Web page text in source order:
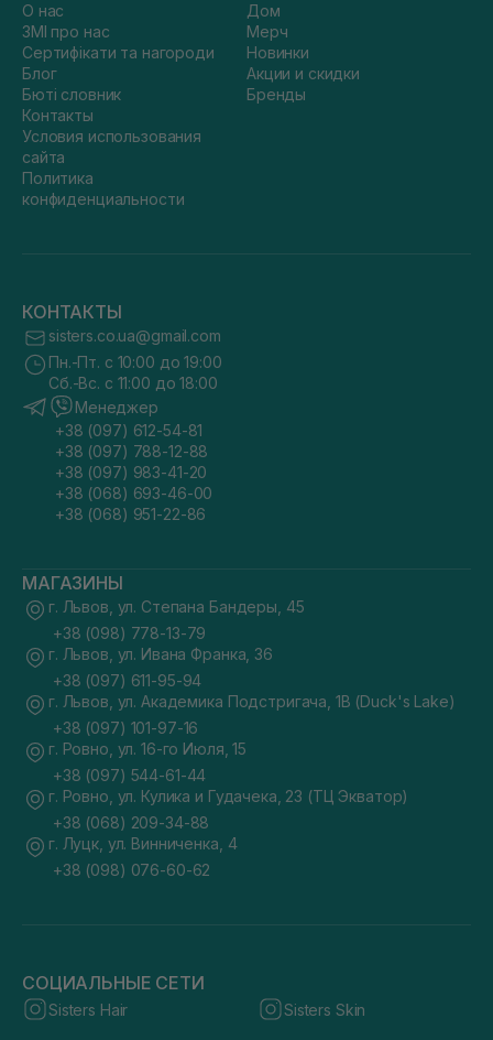
О нас
ЗМІ про нас
Сертифікати та нагороди
Блог
Бюті словник
Контакты
Условия использования
сайта
Политика
конфиденциальности
Дом
Мерч
Новинки
Акции и скидки
Бренды
КОНТАКТЫ
sisters.co.ua@gmail.com
Пн.-Пт. с 10:00 до 19:00
Сб.-Вс. с 11:00 до 18:00
Менеджер
+38 (097) 612-54-81
+38 (097) 788-12-88
+38 (097) 983-41-20
+38 (068) 693-46-00
+38 (068) 951-22-86
МАГАЗИНЫ
г. Львов, ул. Степана Бандеры, 45
+38 (098) 778-13-79
г. Львов, ул. Ивана Франка, 36
+38 (097) 611-95-94
г. Львов, ул. Академика Подстригача, 1В (Duck's Lake)
+38 (097) 101-97-16
г. Ровно, ул. 16-го Июля, 15
+38 (097) 544-61-44
г. Ровно, ул. Кулика и Гудачека, 23 (ТЦ Экватор)
+38 (068) 209-34-88
г. Луцк, ул. Винниченка, 4
+38 (098) 076-60-62
СОЦИАЛЬНЫЕ СЕТИ
Sisters Hair Sisters Skin